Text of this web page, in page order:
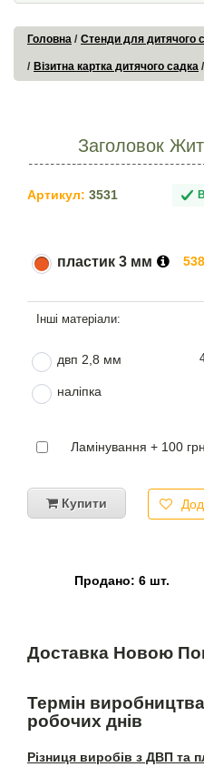
Головна Стенди для дитячого
Візитна картка дитячого садка
Заголовок
Артикул: 3531
пластик 3 мм
двп 2,8 мм
наліпка
Ламінування + 100 грн
Купити
Продано: 6 шт.
Доставка Новою
Термін
робочих днів
Різниця виробів з ДВП та